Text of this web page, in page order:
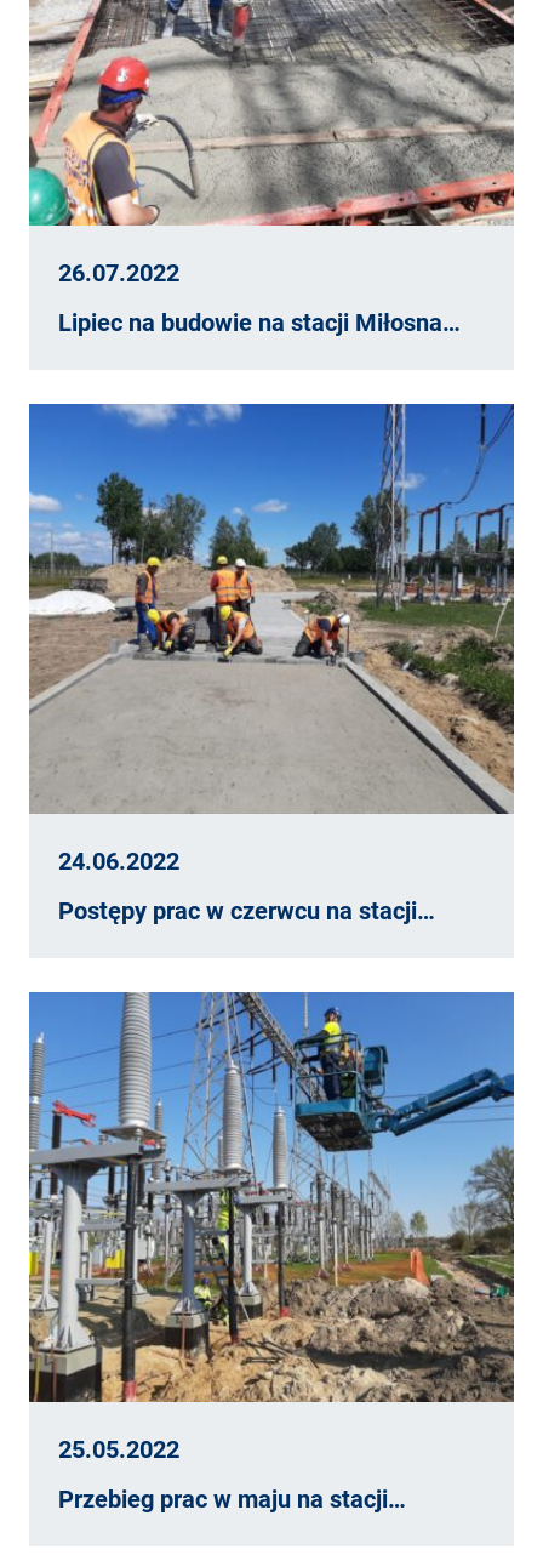
26.07.2022
Lipiec na budowie na stacji Miłosna…
24.06.2022
Postępy prac w czerwcu na stacji…
25.05.2022
Przebieg prac w maju na stacji…